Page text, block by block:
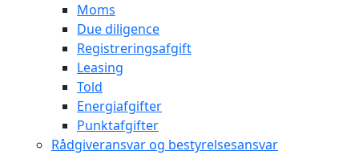
Moms
Due diligence
Registreringsafgift
Leasing
Told
Energiafgifter
Punktafgifter
Rådgiveransvar og bestyrelsesansvar